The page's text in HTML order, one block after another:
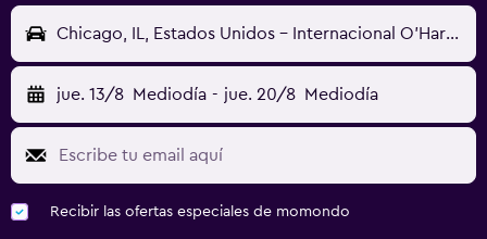
Chicago, IL, Estados Unidos - Internacional O'Hare (ORD)
jue. 13/8 Mediodía - jue. 20/8 Mediodía
Recibir las ofertas especiales de momondo